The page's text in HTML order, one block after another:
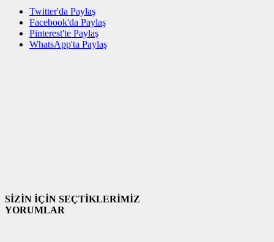
Twitter'da Paylaş
Facebook'da Paylaş
Pinterest'te Paylaş
WhatsApp'ta Paylaş
SİZİN İÇİN SEÇTİKLERİMİZ
YORUMLAR